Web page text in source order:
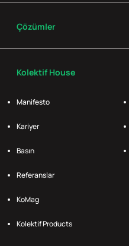
Kolektif House
Manifesto
Kariyer
Basın
Referanslar
KoMag
Kolektif Products
Çözümler